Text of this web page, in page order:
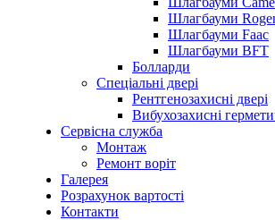
Шлагбауми
Шлагбауми Faac
Шлагбауми BFT
Болларди
Спеціальні двері
Рентгенозахисні двері
Вибухозахисні
Сервісна служба
Монтаж
Ремонт воріт
Галерея
Розрахунок вартості
Контакти